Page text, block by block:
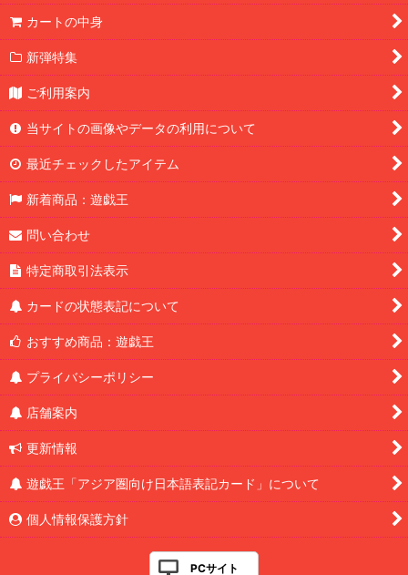
カートの中身
新弾特集
ご利用案内
当サイトの画像やデータの利用について
最近チェックしたアイテム
新着商品：遊戯王
問い合わせ
特定商取引法表示
カードの状態表記について
おすすめ商品：遊戯王
プライバシーポリシー
店舗案内
更新情報
遊戯王「アジア圏向け日本語表記カード」について
個人情報保護方針
PCサイト